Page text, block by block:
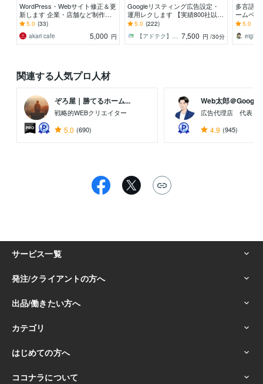
WordPress・Webサイト修正＆更
新します 企業・店舗など制作経
験100件以上！悩んだらご相談く
ださい！
5.0 (33)
akari cafe
5,000 円
Googleリスティング広告設定・
運用レクします 【実績800社以
上】広告代理店が運用サポートい
5.0 (222)
7,500 円 /30分
多言語
ームペ
更新・
で多言
5.0
eight
関連する人気プロ人材
ぞろ屋｜勝てるホーム...
戦略的WEBクリエイター
5.0 (690)
Web太郎＠Goog...
広告代理店 代表＆
4.9 (945)